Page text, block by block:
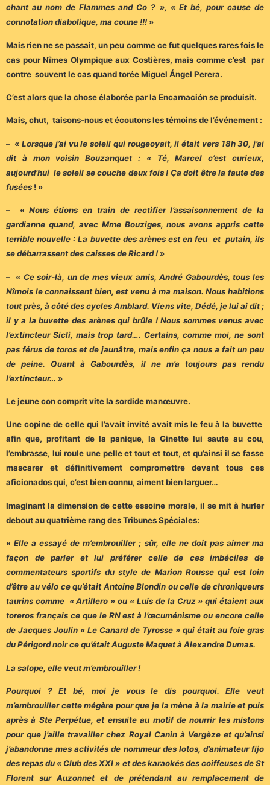
chant au nom de Flammes and Co ? », « Et bé, pour cause de
connotation diabolique, ma coune !!! »
Mais rien ne se passait, un peu comme ce fut quelques rares fois le
cas pour Nîmes Olympique aux Costières, mais comme c’est par
contre souvent le cas quand torée Miguel Ángel Perera.
C’est alors que la chose élaborée par la Encarnación se produisit.
Mais, chut, taisons-nous et écoutons les témoins de l’événement :
– «Lorsque j’ai vu le soleil qui rougeoyait, il était vers 18h 30, j’ai
dit à mon voisin Bouzanquet : « Té, Marcel c’est curieux,
aujourd’hui le soleil se couche deux fois ! Ça doit être la faute des
fusées ! »
– «Nous étions en train de rectifier l’assaisonnement de la
gardianne quand, avec Mme Bouziges, nous avons appris cette
terrible nouvelle : La buvette des arènes est en feu et putain, ils
se débarrassent des caisses de Ricard ! »
– « Ce soir-là, un de mes vieux amis, André Gabourdès, tous les
Nîmois le connaissent bien, est venu à ma maison. Nous habitions
tout près, à côté des cycles Amblard. Viens vite, Dédé, je lui ai dit ;
il y a la buvette des arènes qui brûle ! Nous sommes venus avec
l’extincteur Sicli, mais trop tard…. Certains, comme moi, ne sont
pas férus de toros et de jaunâtre, mais enfin ça nous a fait un peu
de peine. Quant à Gabourdès, il ne m’a toujours pas rendu
l’extincteur… »
Le jeune con comprit vite la sordide manœuvre.
Une copine de celle qui l’avait invité avait mis le feu à la buvette
afin que, profitant de la panique, la Ginette lui saute au cou,
l’embrasse, lui roule une pelle et tout et tout, et qu’ainsi il se fasse
mascarer et définitivement compromettre devant tous ces
aficionados qui, c’est bien connu, aiment bien larguer…
Imaginant la dimension de cette essoine morale, il se mit à hurler
debout au quatrième rang des Tribunes Spéciales:
«Elle a essayé de m’embrouiller ; sûr, elle ne doit pas aimer ma
façon de parler et lui préférer celle de ces imbéciles de
commentateurs sportifs du style de Marion Rousse qui est loin
d’être au vélo ce qu’était Antoine Blondin ou celle de chroniqueurs
taurins comme « Artillero » ou « Luis de la Cruz » qui étaient aux
toreros français ce que le RN est à l’œcuménisme ou encore celle
de Jacques Joulin « Le Canard de Tyrosse » qui était au foie gras
du Périgord noir ce qu’était Auguste Maquet à Alexandre Dumas.
La salope, elle veut m’embrouiller !
Pourquoi ? Et bé, moi je vous le dis pourquoi. Elle veut
m’embrouiller cette mégère pour que je la mène à la mairie et puis
après à Ste Perpétue, et ensuite au motif de nourrir les mistons
pour que j’aille travailler chez Royal Canin à Vergèze et qu’ainsi
j’abandonne mes activités de nommeur des lotos, d’animateur fijo
des repas du « Club des XXI » et des karaokés des coiffeuses de St
Florent sur Auzonnet et de prétendant au remplacement de